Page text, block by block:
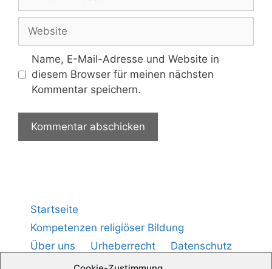
Name, E-Mail-Adresse und Website in
diesem Browser für meinen nächsten
Kommentar speichern.
Startseite
Kompetenzen religiöser Bildung
Über uns
Urheberrecht
Datenschutz
Impressum
Cookie-Richtlinie (